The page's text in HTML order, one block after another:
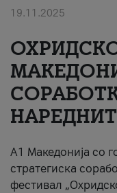
#ПодобарОнлајн
19.11.2025
A1 Македонија со
стратегиска
фестивал